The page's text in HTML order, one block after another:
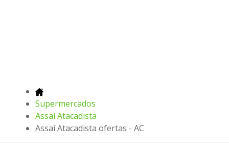
Supermercados
Assaí Atacadista
Assaí Atacadista ofertas - AC